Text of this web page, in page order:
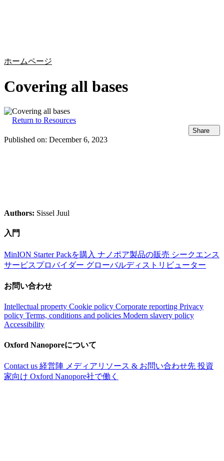
ホームページ
Covering all bases
Return to Resources
Share
Published on: December 6, 2023
Authors: Sissel Juul
入門
MinION Starter Packを購入 ナノポア製品の販売 シークエンス
サービスプロバイダー グローバルディストリビューター
お問い合わせ
Intellectual property Cookie policy Corporate reporting Privacy
policy Terms, conditions and policies Modern slavery policy
Accessibility
Oxford Nanoporeについて
Contact us 経営陣 メディアリソース & お問い合わせ先 投資
家向け Oxford Nanopore社で働く